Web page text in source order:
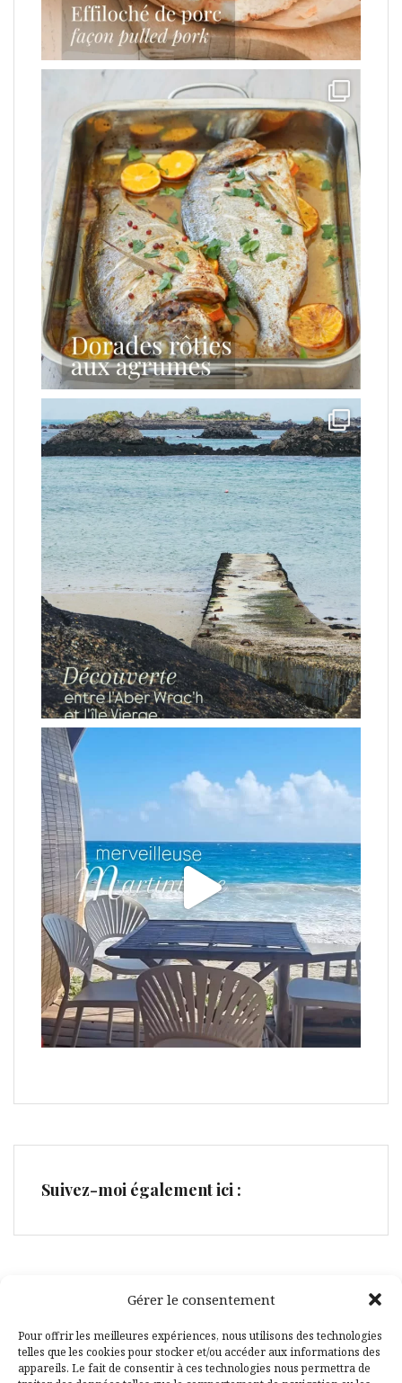
Gérer le consentement
Pour offrir les meilleures expériences, nous utilisons des technologies
telles que les cookies pour stocker et/ou accéder aux informations des
appareils. Le fait de consentir à ces technologies nous permettra de
Suivez-moi également ici :
Facebook
Pinterest